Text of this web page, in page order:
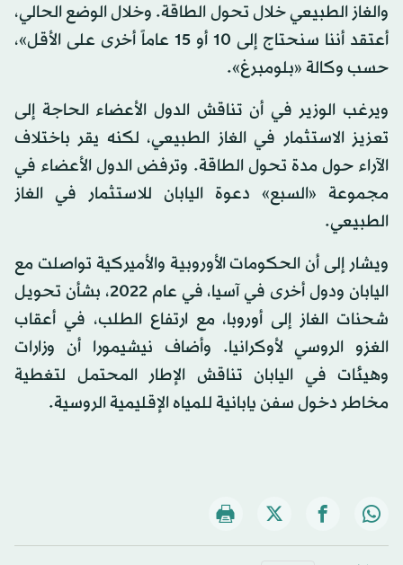
والغاز الطبيعي خلال تحول الطاقة. وخلال الوضع الحالي،
أعتقد أننا سنحتاج إلى 10 أو 15 عاماً أخرى على الأقل»،
حسب وكالة «بلومبرغ».
ويرغب الوزير في أن تناقش الدول الأعضاء الحاجة إلى
تعزيز الاستثمار في الغاز الطبيعي، لكنه يقر باختلاف
الآراء حول مدة تحول الطاقة. وترفض الدول الأعضاء في
مجموعة «السبع» دعوة اليابان للاستثمار في الغاز
الطبيعي.
ويشار إلى أن الحكومات الأوروبية والأميركية تواصلت مع
اليابان ودول أخرى في آسيا، في عام 2022، بشأن تحويل
شحنات الغاز إلى أوروبا، مع ارتفاع الطلب، في أعقاب
الغزو الروسي لأوكرانيا. وأضاف نيشيمورا أن وزارات
وهيئات في اليابان تناقش الإطار المحتمل لتغطية
مخاطر دخول سفن يابانية للمياه الإقليمية الروسية.